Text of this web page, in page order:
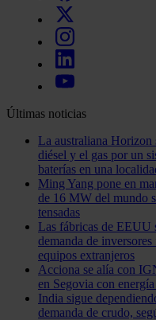
Últimas noticias
La australiana Horizon
diésel y el gas por un
baterías en una
Ming Yang pone en
de 16 MW del mundo
tensadas
Las fábricas de EEUU
demanda de
equipos extranjeros
Acciona se alía con
en Segovia con
India sigue
demanda de crudo,